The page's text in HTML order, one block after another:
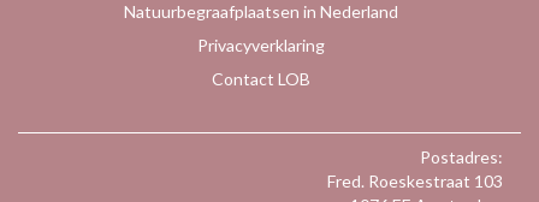
Natuurbegraafplaatsen in Nederland
Privacyverklaring
Contact LOB
Postadres:
Fred. Roeskestraat 103